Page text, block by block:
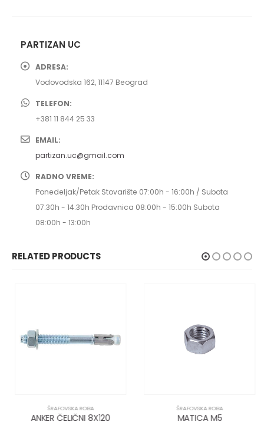
PARTIZAN UC
ADRESA:
Vodovodska 162, 11147 Beograd
TELEFON:
+381 11 844 25 33
EMAIL:
partizan.uc@gmail.com
RADNO VREME:
Ponedeljak/Petak Stovarište 07:00h - 16:00h / Subota
07:30h - 14:30h Prodavnica 08:00h - 15:00h Subota
08:00h - 13:00h
RELATED PRODUCTS
ŠRAFOVSKA ROBA
ANKER ČELIČNI 8X120
ŠRAFOVSKA ROBA
MATICA M5